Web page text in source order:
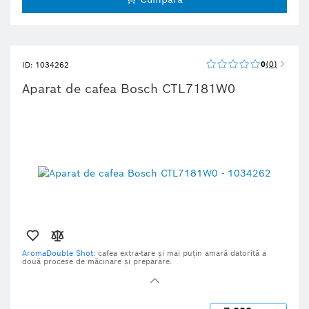
ID: 1034262 0 0
Aparat de cafea Bosch CTL7181W0
AromaDouble Shot: cafea extra-tare și mai puțin amară datorită a
două procese de măcinare și preparare.
o singură apăsare de buton — două cești de